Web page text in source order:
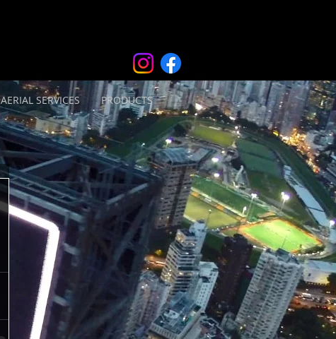
AERIAL SERVICES PRODUCTS